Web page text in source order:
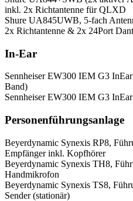
inkl. 2x Richtantenne für QLXD
Shure UA845UWB, 5-fach
2x Richtantenne & 2x 24Port
In-Ear
Sennheiser EW300 IEM G3
Band)
Sennheiser EW300 IEM G3
Personenführungsanlage
Beyerdynamic Synexis RP8,
Empfänger inkl. Kopfhörer
Beyerdynamic Synexis TH8,
Handmikrofon
Beyerdynamic Synexis TS8,
Sender (stationär)